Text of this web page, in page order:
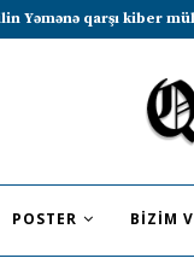
sammitində
POSTER BIZIM